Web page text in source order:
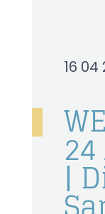
16 04
|